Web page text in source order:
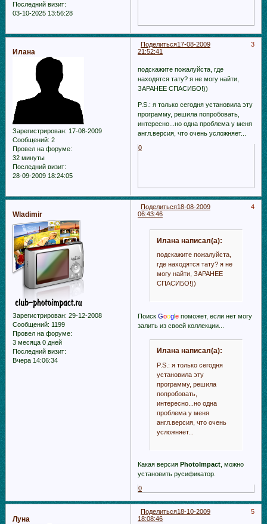
Последний визит:
03-10-2025 13:56:28
Поделиться 3
17-08-2009
21:52:41
Илана
Зарегистрирован: 17-08-2009
Сообщений: 2
Провел на форуме:
32 минуты
Последний визит:
28-09-2009 18:24:05
подскажите пожалуйста, где
находятся тату? я не могу найти,
ЗАРАНЕЕ СПАСИБО!))
P.S.: я только сегодня установила эту
программу, решила попробовать,
интересно...но одна проблема у меня
англ.версия, что очень усложняет...
0
Поделиться 4
18-08-2009
06:43:46
Wladimir
Зарегистрирован: 29-12-2008
Сообщений: 1199
Провел на форуме:
3 месяца 0 дней
Последний визит:
Вчера 14:06:34
Илана написал(а):
подскажите пожалуйста,
где находятся тату? я не
могу найти, ЗАРАНЕЕ
СПАСИБО!))
Поиск Googleпоможет, если нет могу
залить из своей коллекции...
Илана написал(а):
P.S.: я только сегодня
установила эту
программу, решила
попробовать,
интересно...но одна
проблема у меня
англ.версия, что очень
усложняет...
Какая версия PhotoImpact, можно
установить русификатор.
0
Поделиться 5
18-10-2009
18:08:46
Луна